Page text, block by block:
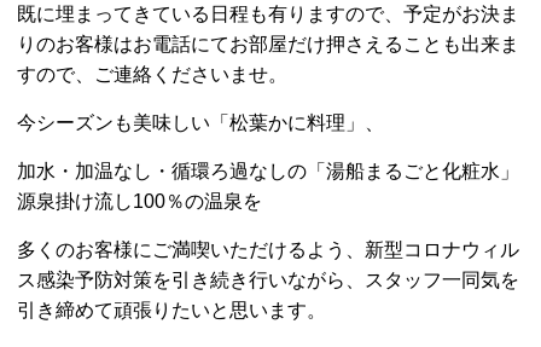
既に埋まってきている日程も有りますので、予定がお決ま
りのお客様はお電話にてお部屋だけ押さえることも出来ま
すので、ご連絡くださいませ。
今シーズンも美味しい「松葉かに料理」、
加水・加温なし・循環ろ過なしの「湯船まるごと化粧水」
源泉掛け流し100％の温泉を
多くのお客様にご満喫いただけるよう、新型コロナウィル
ス感染予防対策を引き続き行いながら、スタッフ一同気を
引き締めて頑張りたいと思います。